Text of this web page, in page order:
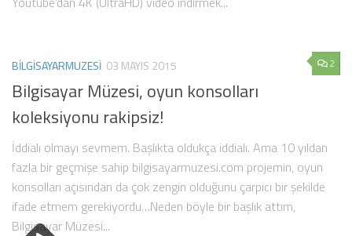
2
BILGISAYARMUZESI 03 MAYIS 2015
Bilgisayar Müzesi, oyun konsolları
koleksiyonu rakipsiz!
İddialı olmayı sevmem. Başlıkta oldukça iddialı. Ama 10 yıldan
fazla bir geçmişe sahip bilgisayarmuzesi.com projemin, oyun
konsolları açısından da çok zengin olduğunu çarpıcı bir şekilde
ifade etmem gerekiyordu…Neden böyle bir başlık attım,
Bilgisayar Müzesi...